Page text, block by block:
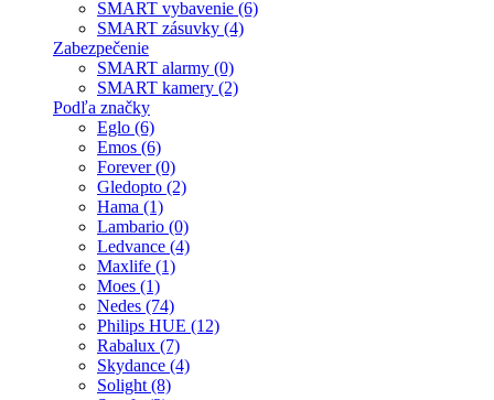
SMART vybavenie (6)
SMART zásuvky (4)
Zabezpečenie
SMART alarmy (0)
SMART kamery (2)
Podľa značky
Eglo (6)
Emos (6)
Forever (0)
Gledopto (2)
Hama (1)
Lambario (0)
Ledvance (4)
Maxlife (1)
Moes (1)
Nedes (74)
Philips HUE (12)
Rabalux (7)
Skydance (4)
Solight (8)